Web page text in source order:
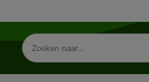
Zoeken
naar
producten